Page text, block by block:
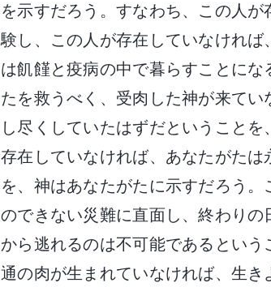
を示すだろう。すなわち、この人
験し、この人が存在していなけれ
は飢饉と疫病の中で暮らすことに
たを救うべく、受肉した神が来て
し尽くしていたはずだということ
存在していなければ、あなたがた
を、神はあなたがたに示すだろう
のできない災難に直面し、終わり
から逃れるのは不可能であるとい
通の肉が生まれていなければ、生